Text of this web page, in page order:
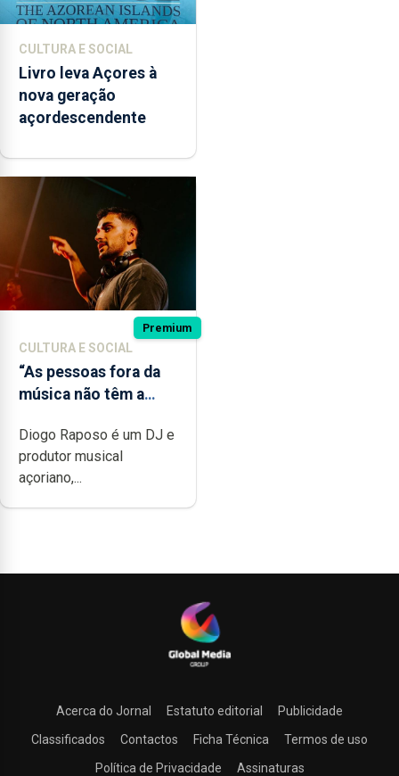
CULTURA E SOCIAL
Livro leva Açores à
nova geração
açordescendente
Premium
CULTURA E SOCIAL
“As pessoas fora da
música não têm a
é produzir uma
música”
Diogo Raposo é um DJ e
produtor musical
açoriano,...
Acerca do Jornal Estatuto editorial
Publicidade
Classificados
Contactos Ficha Técnica
Termos de uso
Política de Privacidade
Assinaturas